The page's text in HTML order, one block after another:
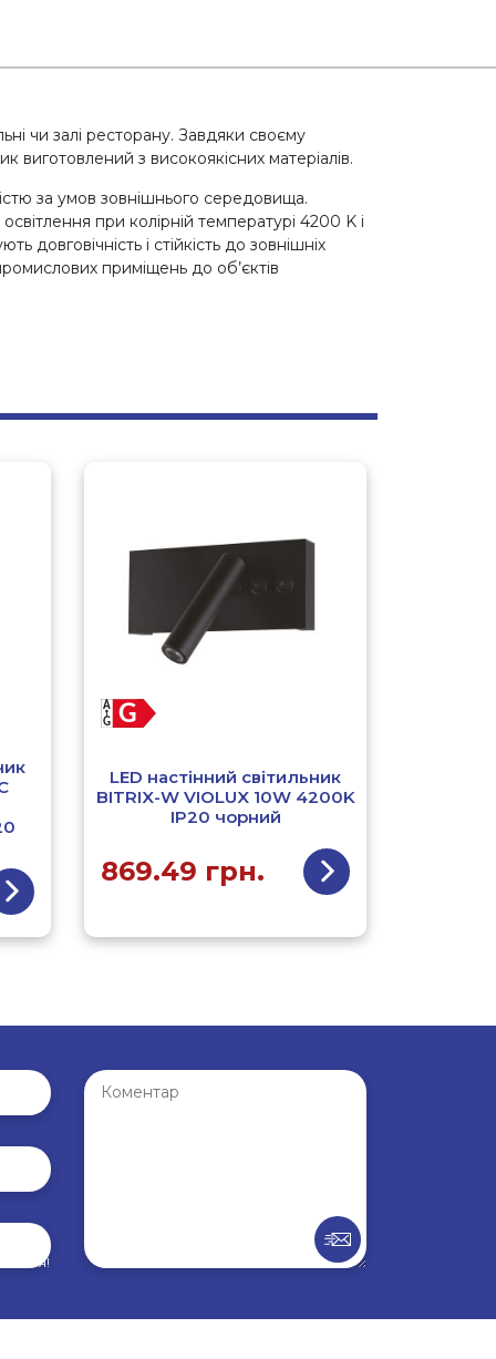
чи залі ресторану. Завдяки своєму
виготовлений з високоякісних матеріалів.
за умов зовнішнього середовища.
при колірній температурі 4200 K і
довговічність і стійкість до зовнішніх
приміщень до об’єктів
LED настінний світильник
BITRIX-W VIOLUX 10W 4200K
IP20 чорний
869.49 грн.